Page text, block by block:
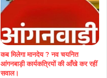
कब मिलेगा मानदेय ? नव चयनित
आंगनबाड़ी कार्यकत्रियों की आँखे कर रहीं
सवाल।